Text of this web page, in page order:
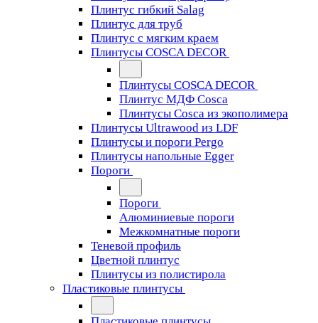
Плинтус гибкий Salag
Плинтус для труб
Плинтус с мягким краем
Плинтусы COSCA DECOR
Плинтусы COSCA DECOR
Плинтус МДФ Cosca
Плинтусы Cosca из экополимера
Плинтусы Ultrawood из LDF
Плинтусы и пороги Pergo
Плинтусы напольные Egger
Пороги
Пороги
Алюминиевые пороги
Межкомнатные пороги
Теневой профиль
Цветной плинтус
Плинтусы из полистирола
Пластиковые плинтусы